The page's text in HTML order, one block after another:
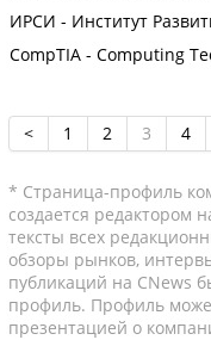
ИРСИ - Институт
CompTIA - Computing
< 1 2 3 4
* Страница-профиль
создается редактором
тексты всех
обзоры рынков,
публикаций на CNews
профиль. Профиль
презентацией о